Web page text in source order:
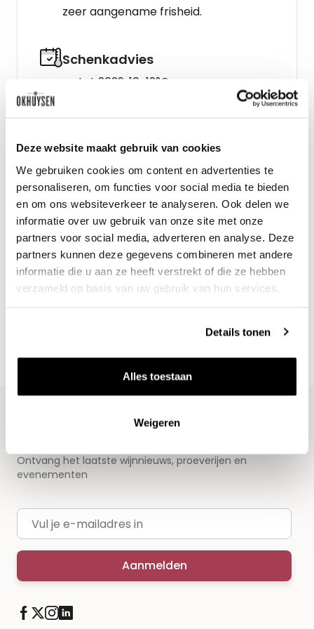
Deze website maakt gebruik van cookies
We gebruiken cookies om content en advertenties te
personaliseren, om functies voor social media te bieden
en om ons websiteverkeer te analyseren. Ook delen we
informatie over uw gebruik van onze site met onze
partners voor social media, adverteren en analyse. Deze
partners kunnen deze gegevens combineren met andere
informatie die u aan ze heeft verstrekt of die ze hebben
verzameld op basis van uw gebruik van hun services.
Details tonen
Alles toestaan
Weigeren
zeer aangename frisheid.
Schenkadvies
nu tot 2029, 10-12°C
Nieuws & inspiratie in Vineé Vineuse
Alle wijnen direct van de wijnboer
Gratis thuisbezorgd vanaf €115,00
Ontvang het laatste wijnnieuws, proeverijen en
evenementen
E-mailadres
Aanmelden